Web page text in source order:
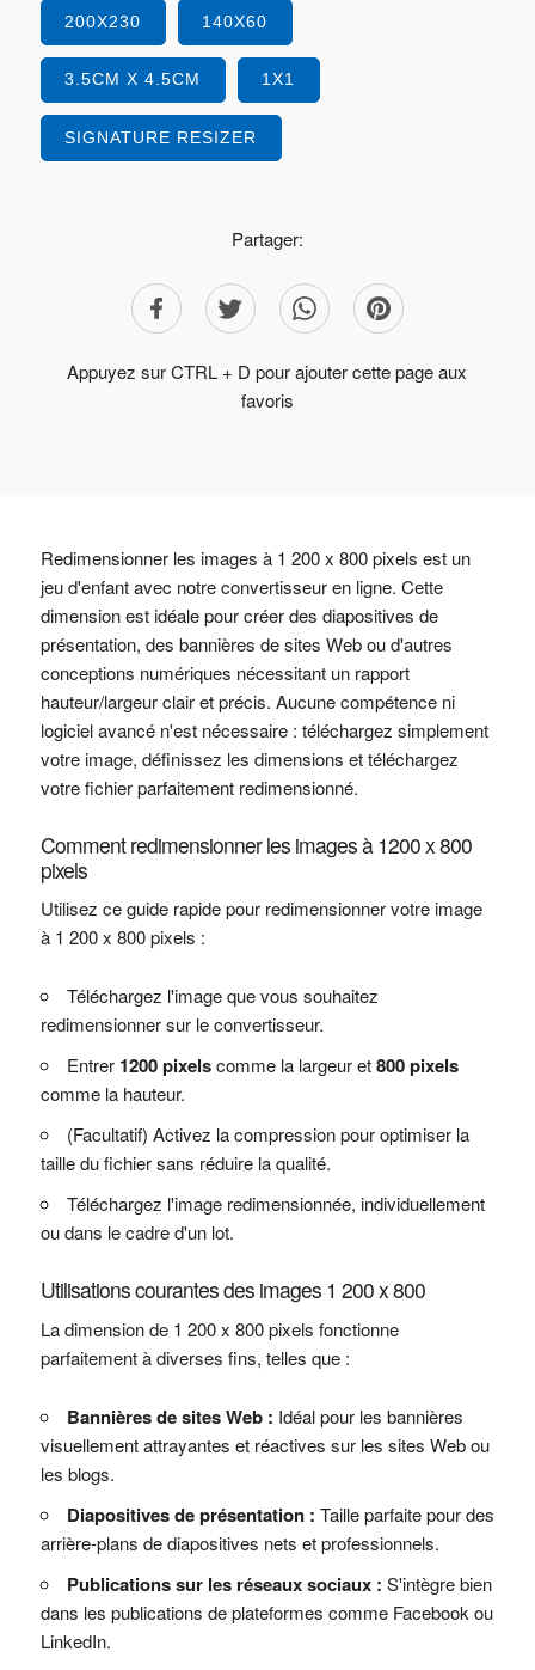
200X230 140X60
3.5CM X 4.5CM 1X1
SIGNATURE RESIZER
Partager:
Appuyez sur CTRL + D pour ajouter cette page aux
favoris
Redimensionner les images à 1 200 x 800 pixels est un
jeu d'enfant avec notre convertisseur en ligne. Cette
dimension est idéale pour créer des diapositives de
présentation, des bannières de sites Web ou d'autres
conceptions numériques nécessitant un rapport
hauteur/largeur clair et précis. Aucune compétence ni
logiciel avancé n'est nécessaire : téléchargez simplement
votre image, définissez les dimensions et téléchargez
votre fichier parfaitement redimensionné.
Comment redimensionner les images à 1200 x 800
pixels
Utilisez ce guide rapide pour redimensionner votre image
à 1 200 x 800 pixels :
Téléchargez l'image que vous souhaitez
redimensionner sur le convertisseur.
Entrer 1200 pixelscomme la largeur et800 pixels
comme la hauteur.
(Facultatif) Activez la compression pour optimiser la
taille du fichier sans réduire la qualité.
Téléchargez l'image redimensionnée, individuellement
ou dans le cadre d'un lot.
Utilisations courantes des images 1 200 x 800
La dimension de 1 200 x 800 pixels fonctionne
parfaitement à diverses fins, telles que :
Bannières de sites Web : Idéal pour les bannières
visuellement attrayantes et réactives sur les sites Web ou
les blogs.
Diapositives de présentation : Taille parfaite pour des
arrière-plans de diapositives nets et professionnels.
Publications sur les réseaux sociaux : S'intègre bien
dans les publications de plateformes comme Facebook ou
LinkedIn.